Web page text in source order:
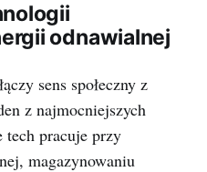
odnawialnej
sens społeczny z
z najmocniejszych
pracuje przy
magazynowaniu